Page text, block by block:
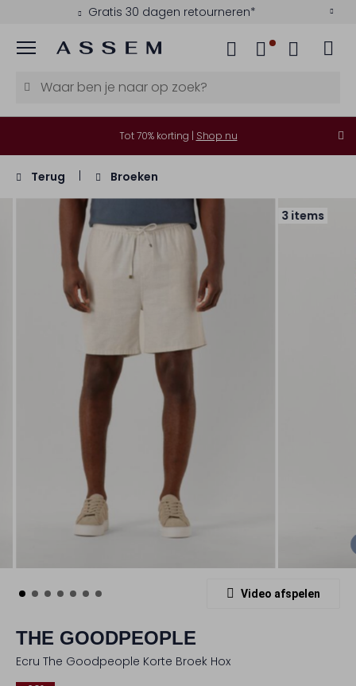
Gratis 30 dagen retourneren*
Menu
Tot 70% korting | Shop nu
Terug Broeken
3 items
Video afspelen
THE GOODPEOPLE
Ecru The Goodpeople Korte Broek Hox